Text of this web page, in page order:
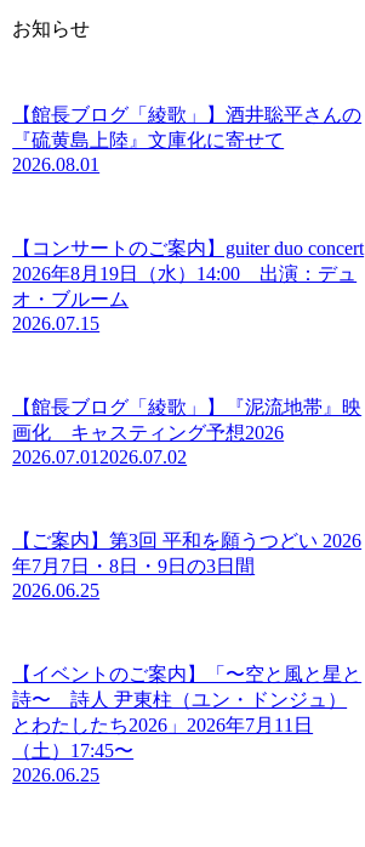
お知らせ
【館長ブログ「綾歌」】酒井聡平さんの
『硫黄島上陸』文庫化に寄せて
2026.08.01
【コンサートのご案内】guiter duo concert
2026年8月19日（水）14:00 出演：デュ
オ・ブルーム
2026.07.15
【館長ブログ「綾歌」】『泥流地帯』映
画化 キャスティング予想2026
2026.07.01 2026.07.02
【ご案内】第3回 平和を願うつどい 2026
年7月7日・8日・9日の3日間
2026.06.25
【イベントのご案内】「〜空と風と星と
詩〜 詩人 尹東柱（ユン・ドンジュ）
とわたしたち2026」2026年7月11日
（土）17:45〜
2026.06.25